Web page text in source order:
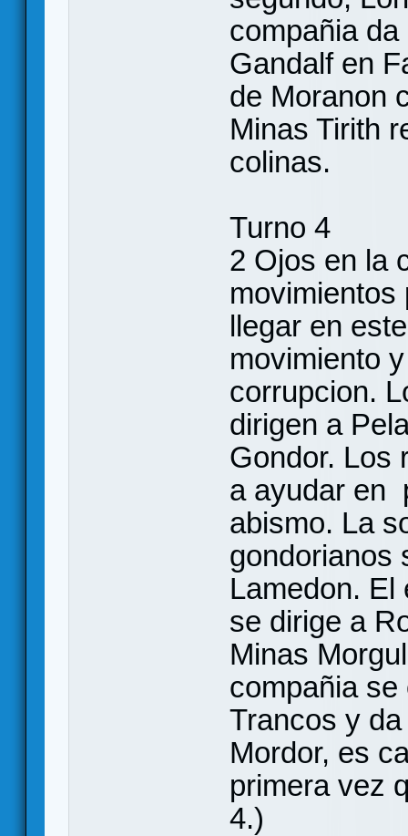
compañia
Gandalf en
de Moranon
Minas Tirith
colinas.
Turno 4
2 Ojos en la
movimientos
llegar en
movimiento
corrupcion.
dirigen a
Gondor. Los
a ayudar en
abismo. La
gondorianos
Lamedon. El
se dirige a
Minas
compañia se
Trancos y
Mordor, es
primera vez
4.)